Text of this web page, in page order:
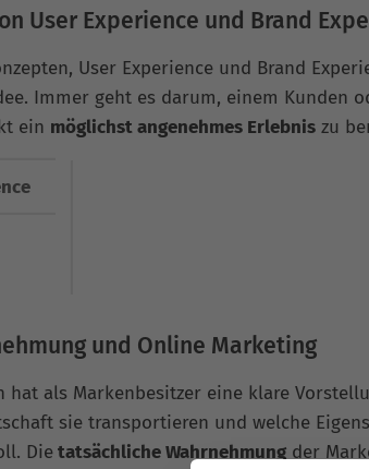
User Experience und Brand
User Experience und Brand
Immer geht es darum, einem Kunden
ein möglichst angenehmes Erlebnis zu
und Online Marketing
hat als Markenbesitzer eine klare
sie transportieren und welche
Dietatsächliche Wahrnehmung der